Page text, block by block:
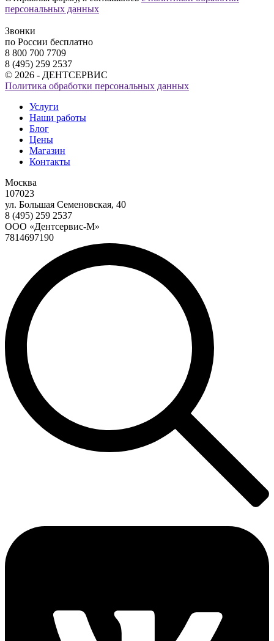
персональных данных
Звонки
по России бесплатно
8 800 700 7709
8 (495) 259 2537
© 2026 - ДЕНТСЕРВИС
Политика обработки персональных данных
Услуги
Наши работы
Блог
Цены
Магазин
Контакты
Москва
107023
ул. Большая Семеновская, 40
8 (495) 259 2537
ООО «Дентсервис-М»
7814697190